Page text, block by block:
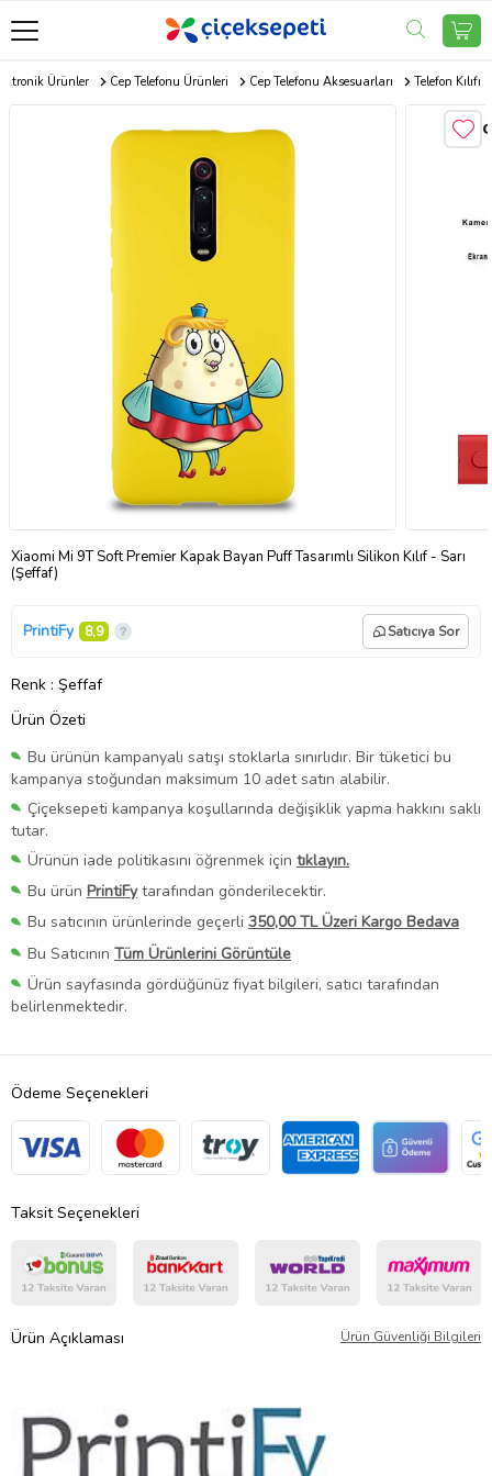
Ürünler Cep Telefonu Ürünleri Cep Telefonu Aksesuarları Telefon Kılıfı
Xiaomi Mi 9T Soft Premier Kapak Bayan Puff Tasarımlı Silikon Kılıf - Sarı
(Şeffaf)
PrintiFy 8,9 Satıcıya Sor
Renk : Şeffaf
Ürün Özeti
Bu ürünün kampanyalı satışı stoklarla sınırlıdır. Bir tüketici bu
kampanya stoğundan maksimum 10 adet satın alabilir.
Çiçeksepeti kampanya koşullarında değişiklik yapma hakkını saklı
tutar.
Ürünün iade politikasını öğrenmek için tıklayın.
Bu ürün PrintiFytarafından gönderilecektir.
Bu satıcının ürünlerinde geçerli 350,00 TL Üzeri Kargo Bedava
Bu Satıcının Tüm Ürünlerini Görüntüle
Ürün sayfasında gördüğünüz fiyat bilgileri, satıcı tarafından
belirlenmektedir.
Ödeme Seçenekleri
Taksit Seçenekleri
Ürün Açıklaması Ürün Güvenliği Bilgileri